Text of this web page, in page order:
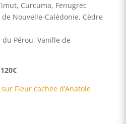
Curcuma, Fenugrec
Nouvelle-Calédonie, Cèdre
Pérou, Vanille de
Fleur cachée d’Anatole